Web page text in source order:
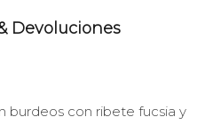
Devoluciones
burdeos con ribete fucsia y